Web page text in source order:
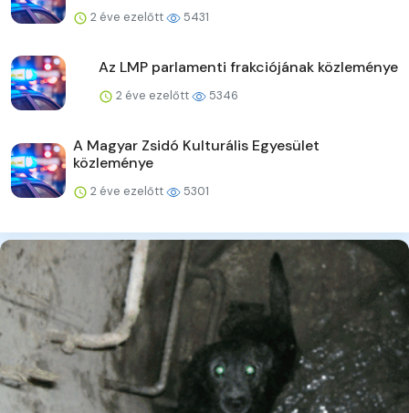
2 éve ezelőtt 5431
Az LMP parlamenti frakciójának közleménye
2 éve ezelőtt 5346
A Magyar Zsidó Kulturális Egyesület
közleménye
2 éve ezelőtt 5301